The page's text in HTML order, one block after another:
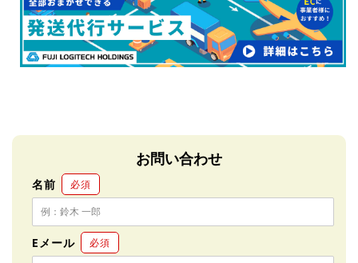
お問い合わせ
名前 必須
Eメール 必須